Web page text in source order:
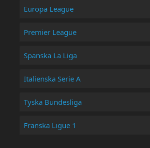
Europa League
Premier League
Spanska La Liga
Italienska Serie A
Tyska Bundesliga
Franska Ligue 1